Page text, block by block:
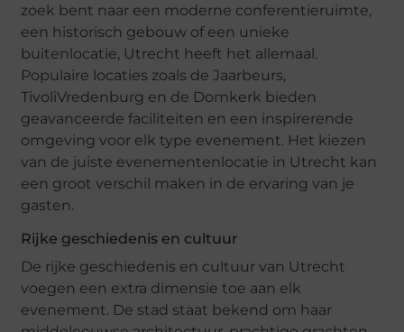
zoek bent naar een moderne conferentieruimte,
een historisch gebouw of een unieke
buitenlocatie, Utrecht heeft het allemaal.
Populaire locaties zoals de Jaarbeurs,
TivoliVredenburg en de Domkerk bieden
geavanceerde faciliteiten en een inspirerende
omgeving voor elk type evenement. Het kiezen
van de juiste evenementenlocatie in Utrecht kan
een groot verschil maken in de ervaring van je
gasten.
Rijke geschiedenis en cultuur
De rijke geschiedenis en cultuur van Utrecht
voegen een extra dimensie toe aan elk
evenement. De stad staat bekend om haar